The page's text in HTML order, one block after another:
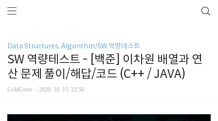
Data Structures, Algorithm/SW 역량테스트
SW 역량테스트 - [백준] 이차원 배열과 연
산 문제 풀이/해답/코드 (C++ / JAVA)
GoldGiver 2020. 10. 15. 23:50